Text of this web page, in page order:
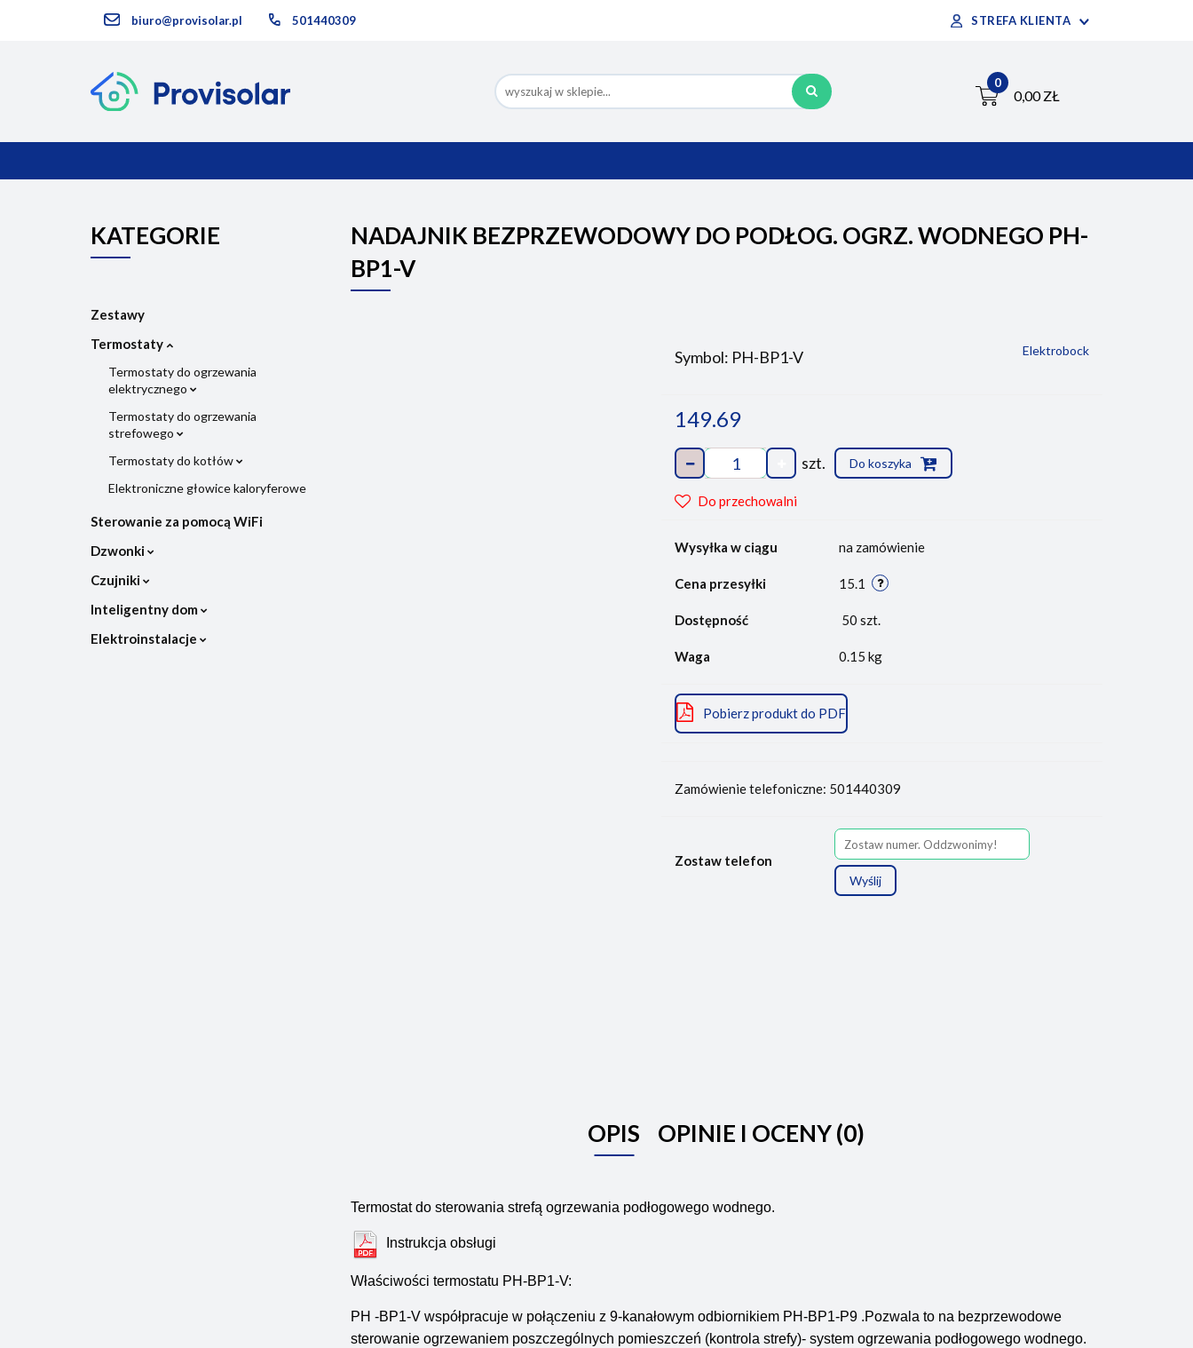
biuro@provisolar.pl 501440309 STREFA KLIENTA
Zarejestruj się
0,00 ZŁ
0
Kategorie
KATEGORIE
Zestawy
Termostaty
Termostaty do ogrzewania
elektrycznego
Termostaty do ogrzewania
strefowego
Termostaty do kotłów
Elektroniczne głowice kaloryferowe
Sterowanie za pomocą WiFi
Dzwonki
Czujniki
Inteligentny dom
Elektroinstalacje
NADAJNIK BEZPRZEWODOWY DO PODŁOG. OGRZ. WODNEGO PH-
BP1-V
Symbol: PH-BP1-V Elektrobock
149.69
szt. Do koszyka
Do przechowalni
Wysyłka w ciągu na zamówienie
Cena przesyłki 15.1
Dostępność 50 szt.
Waga 0.15 kg
Pobierz produkt do PDF
Zamówienie telefoniczne: 501440309
Zostaw telefon
Wyślij
OPIS OPINIE I OCENY (0)
Termostat do sterowania strefą ogrzewania podłogowego wodnego.
Instrukcja obsługi
Właściwości termostatu PH-BP1-V:
PH -BP1-V współpracuje w połączeniu z 9-kanałowym odbiornikiem PH-BP1-P9 .Pozwala to na bezprzewodowe
sterowanie ogrzewaniem poszczególnych pomieszczeń (kontrola strefy)- system ogrzewania podłogowego wodnego.